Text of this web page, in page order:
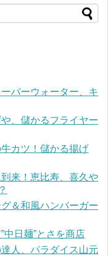
バーウォーター、キ
、儲かるフライヤー
カツ！儲かる揚げ
来！恵比寿、喜久や
＆和風ハンバーガー
中日麺”とさを商店
人、パラダイス山元